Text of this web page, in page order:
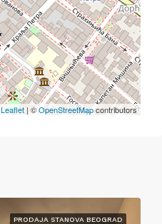
Leaflet | ©OpenStreetMapcontributors
PRODAJA STANOVA BEOGRAD